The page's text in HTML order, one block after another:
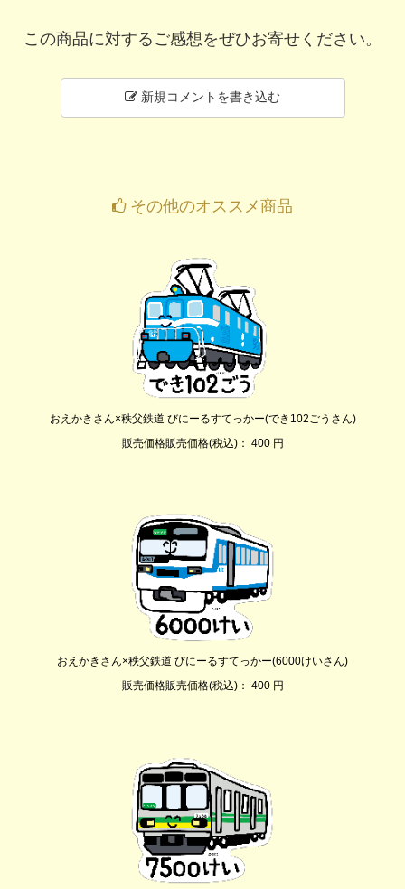
この商品に対するご感想をぜひお寄せください。
新規コメントを書き込む
その他のオススメ商品
おえかきさん×秩父鉄道 びにーるすてっかー(でき102ごうさん)
販売価格販売価格(税込)： 400 円
おえかきさん×秩父鉄道 びにーるすてっかー(6000けいさん)
販売価格販売価格(税込)： 400 円